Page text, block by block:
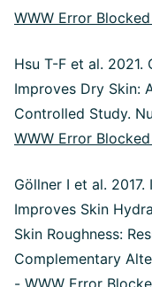
WWW Error
Hsu T-F et al. 2021.
Improves Dry Skin:
Controlled Study.
WWW Error
Göllner I et al.
Improves Skin
Skin Roughness:
Complementary
- WWW Error